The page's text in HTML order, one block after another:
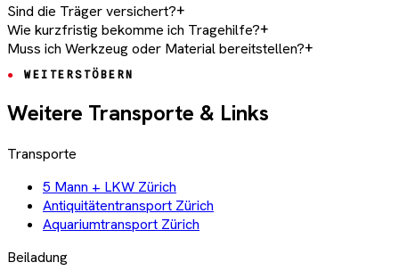
Sind die Träger versichert?+
Wie kurzfristig bekomme ich Tragehilfe?+
Muss ich Werkzeug oder Material bereitstellen?+
WEITERSTÖBERN
Weitere Transporte & Links
Transporte
5 Mann + LKW Zürich
Antiquitätentransport Zürich
Aquariumtransport Zürich
Beiladung